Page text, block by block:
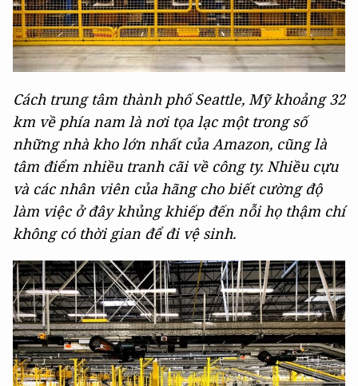
Cách trung tâm thành phố Seattle, Mỹ khoảng 32
km về phía nam là nơi tọa lạc một trong số
những nhà kho lớn nhất của Amazon, cũng là
tâm điểm nhiều tranh cãi về công ty. Nhiều cựu
và các nhân viên của hãng cho biết cường độ
làm việc ở đây khủng khiếp đến nỗi họ thậm chí
không có thời gian để đi vệ sinh.